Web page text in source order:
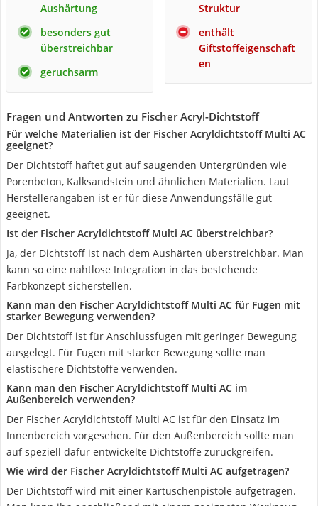
Aushärtung
besonders gut
überstreichbar
geruchsarm
Struktur
enthält
Giftstoffeigenschaft
en
Fragen und Antworten zu Fischer Acryl-Dichtstoff
Für welche Materialien ist der Fischer Acryldichtstoff Multi AC
geeignet?
Der Dichtstoff haftet gut auf saugenden Untergründen wie
Porenbeton, Kalksandstein und ähnlichen Materialien. Laut
Herstellerangaben ist er für diese Anwendungsfälle gut
geeignet.
Ist der Fischer Acryldichtstoff Multi AC überstreichbar?
Ja, der Dichtstoff ist nach dem Aushärten überstreichbar. Man
kann so eine nahtlose Integration in das bestehende
Farbkonzept sicherstellen.
Kann man den Fischer Acryldichtstoff Multi AC für Fugen mit
starker Bewegung verwenden?
Der Dichtstoff ist für Anschlussfugen mit geringer Bewegung
ausgelegt. Für Fugen mit starker Bewegung sollte man
elastischere Dichtstoffe verwenden.
Kann man den Fischer Acryldichtstoff Multi AC im
Außenbereich verwenden?
Der Fischer Acryldichtstoff Multi AC ist für den Einsatz im
Innenbereich vorgesehen. Für den Außenbereich sollte man
auf speziell dafür entwickelte Dichtstoffe zurückgreifen.
Wie wird der Fischer Acryldichtstoff Multi AC aufgetragen?
Der Dichtstoff wird mit einer Kartuschenpistole aufgetragen.